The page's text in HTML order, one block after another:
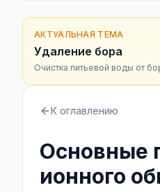
АКТУАЛЬНАЯ ТЕМА
Удаление бора
Очистка питьевой воды от
К оглавлению
Основные
ионного